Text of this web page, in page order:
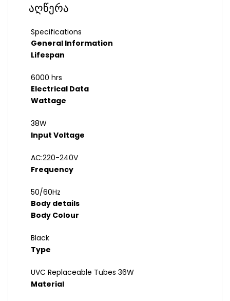
აღწერა
Specifications
General Information
Lifespan
6000 hrs
Electrical Data
Wattage
38W
Input Voltage
AC:220-240V
Frequency
50/60Hz
Body details
Body Colour
Black
Type
UVC Replaceable Tubes 36W
Material